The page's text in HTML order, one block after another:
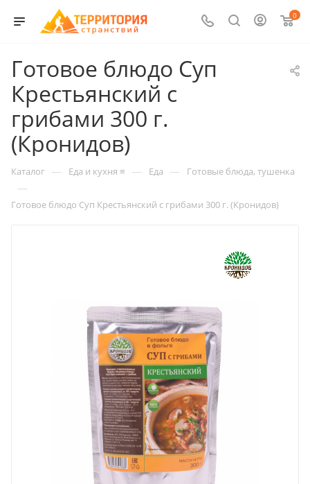
0
Готовое блюдо Суп
Крестьянский с
грибами 300 г.
(Кронидов)
Каталог — Еда и кухня ≡ — Еда — Готовые блюда, тушенка
—
Готовое блюдо Суп Крестьянский с грибами 300 г. (Кронидов)